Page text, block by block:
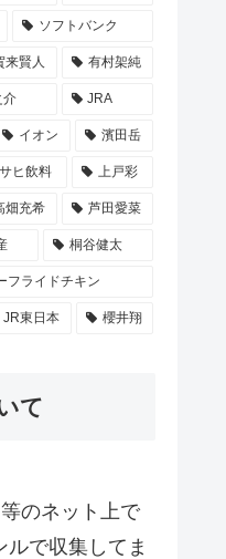
ソフトバンク
来賢人 有村架純
介 JRA
イオン 濱田岳
ヒ飲料 上戸彩
畑充希 芦田愛菜
桐谷健太
フライドチキン
JR東日本 櫻井翔
て
のネット上で
で収集してま